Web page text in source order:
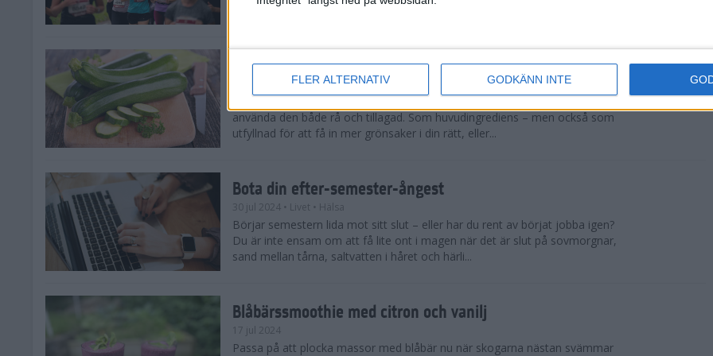
FLER ALTERNATIV GODKÄNN INTE
tips både till dig som satsar på ett rejält pers och t...
Enkla och goda zucchinirecept
• Livet• Recept
använda den både rå och tillagad. Som huvudingrediens – men också som
utfyllnad för att få in mer grönsaker i din rätt, eller...
Bota din efter-semester-ångest
30 jul 2024 • Livet • Hälsa
Börjar semestern lida mot sitt slut – eller har du rent av börjat jobba igen?
Du är inte ensam om att få lite ont i magen när det är slut på sovmorgnar,
sand mellan tårna, saltvatten i håret och härli...
Blåbärssmoothie med citron och vanilj
17 jul 2024
Passa på att plocka massor med blåbär nu när skogarna nästan svämmar